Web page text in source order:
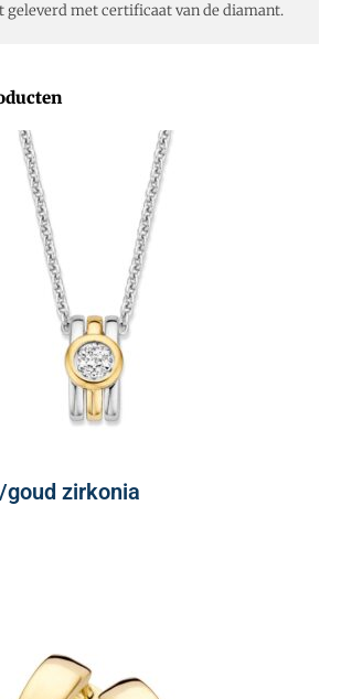
zirkonia
met certificaat van de diamant.